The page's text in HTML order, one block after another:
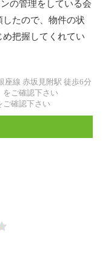
の管理をしている会
たので、物件の状
把握してくれてい
座線 赤坂見附駅 徒歩6分
をご確認下さい
ご確認下さい